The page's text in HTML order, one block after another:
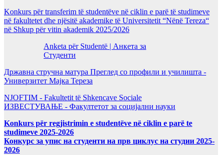
Konkurs për transferim të studentëve në ciklin e parë të studimeve
në fakultetet dhe njësitë akademike të Universitetit “Nënë Tereza“
në Shkup për vitin akademik 2025/2026
Anketa për Studentë | Анкета за
Студенти
Државна стручна матура Преглед со профили и училишта -
Универзитет Мајка Тереза
NJOFTIM - Fakultetit të Shkencave Sociale
ИЗВЕСТУВАЊЕ - Факултетот за социјални науки
Konkurs për regjistrimin e studentëve në ciklin e parë te
studimeve 2025-2026
Конкурс за упис на студенти на прв циклус на студии 2025-
2026